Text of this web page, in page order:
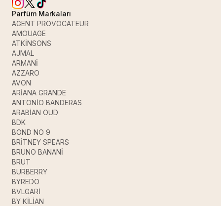
Parfüm Markaları
AGENT PROVOCATEUR
AMOUAGE
ATKİNSONS
AJMAL
ARMANİ
AZZARO
AVON
ARİANA GRANDE
ANTONİO BANDERAS
ARABİAN OUD
BDK
BOND NO 9
BRİTNEY SPEARS
BRUNO BANANİ
BRUT
BURBERRY
BYREDO
BVLGARİ
BY KİLİAN